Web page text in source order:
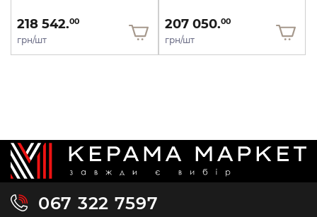
218 542.00
грн/шт
207 050.00
грн/шт
067 322 7597